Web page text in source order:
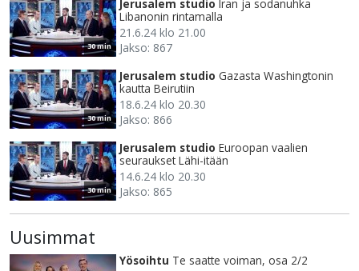
30 min
Jerusalem studio Iran ja sodanuhka
Libanonin rintamalla
21.6.24 klo 21.00
Jakso: 867
30 min
Jerusalem studio Gazasta Washingtonin
kautta Beirutiin
18.6.24 klo 20.30
Jakso: 866
30 min
Jerusalem studio Euroopan vaalien
seuraukset Lähi-itään
14.6.24 klo 20.30
Jakso: 865
Uusimmat
Yösoihtu Te saatte voiman, osa 2/2